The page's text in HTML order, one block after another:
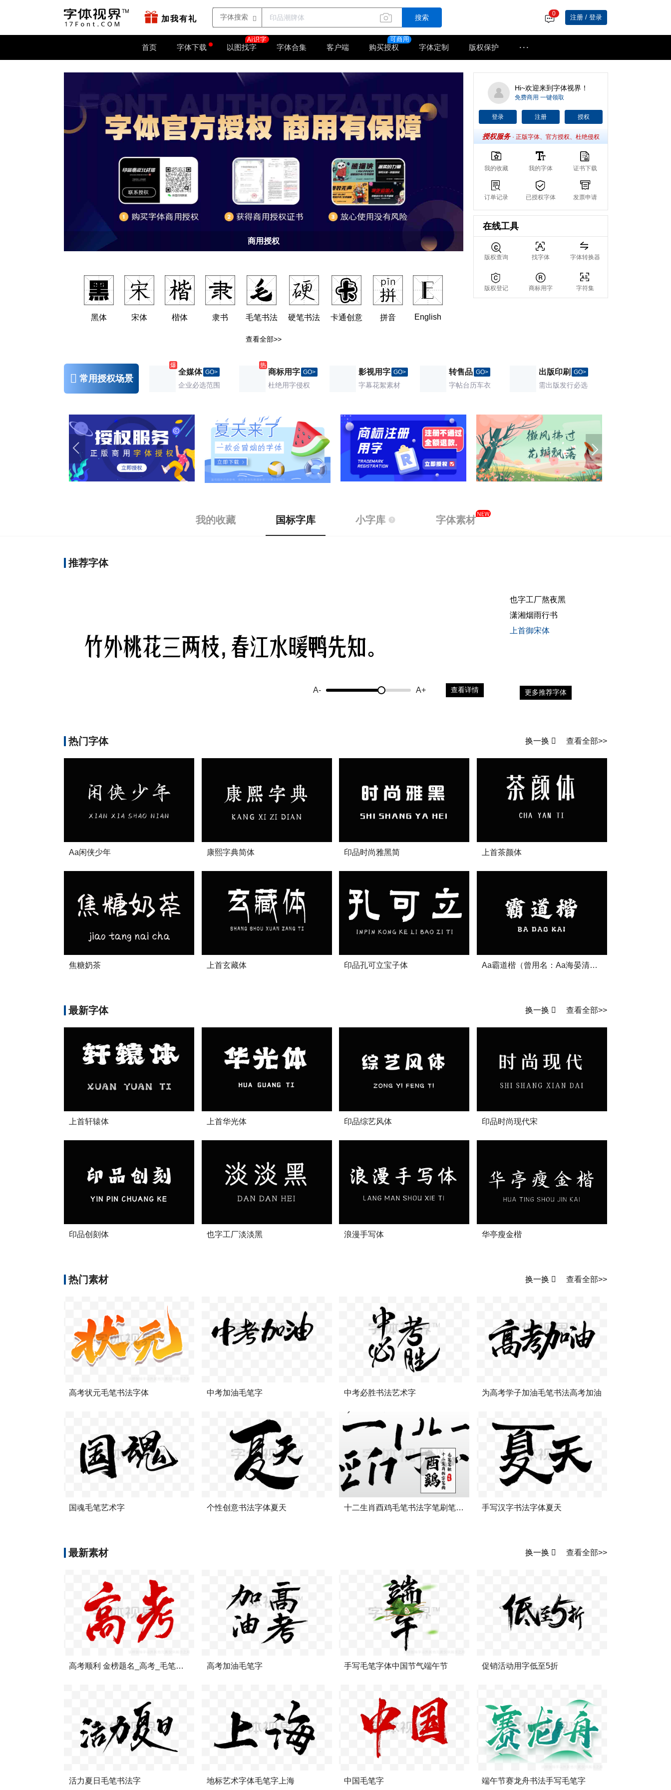
加我有礼 搜索
0
注册 / 登录
首页 字体下载 以图找字 字体合集 客户端 购买授权 字体定制 版权保护 ···
商用授权
黑体 宋体 楷体 隶书 毛笔书法 硬笔书法 卡通创意 拼音 English
查看全部>>
Hi~欢迎来到字体视界！
免费商用 一键领取
登录 注册 授权
授权服务 · 正版字体、官方授权、杜绝侵权
我的收藏 我的字体 证书下载
订单记录 已授权字体 发票申请
在线工具
版权查询 找字体 字体转换器
版权登记 商标用字 字符集
常用授权场景
全媒体 GO>
企业必选范围
商标用字 GO>
杜绝用字侵权
影视用字 GO>
字幕花絮素材
转售品 GO>
字帖台历车衣
出版印刷 GO>
需出版发行必选
我的收藏 国标字库 小字库 字体素材
推荐字体
竹外桃花三两枝,春江水暖鸭先知。
A- A+ 查看详情
也字工厂熬夜黑
潇湘烟雨行书
上首御宋体
更多推荐字体
热门字体 换一换 查看全部>>
Aa闲侠少年 康熙字典简体 印品时尚雅黑简 上首茶颜体
焦糖奶茶 上首玄藏体 印品孔可立宝子体 Aa霸道楷（曾用名：Aa海晏清河粗楷）
最新字体 换一换 查看全部>>
上首轩辕体 上首华光体 印品综艺风体 印品时尚现代宋
印品创刻体 也字工厂淡淡黑 浪漫手写体 华亭瘦金楷
热门素材 换一换 查看全部>>
高考状元毛笔书法字体 中考加油毛笔字 中考必胜书法艺术字 为高考学子加油毛笔书法高考加油
国魂毛笔艺术字 个性创意书法字体夏天 十二生肖酉鸡毛笔书法字笔刷笔触笔画矢量素材 手写汉字书法字体夏天
最新素材 换一换 查看全部>>
高考顺利 金榜题名_高考_毛笔字_书法 高考加油毛笔字 手写毛笔字体中国节气端午节 促销活动用字低至5折
活力夏日毛笔书法字 地标艺术字体毛笔字上海 中国毛笔字 端午节赛龙舟书法手写毛笔字